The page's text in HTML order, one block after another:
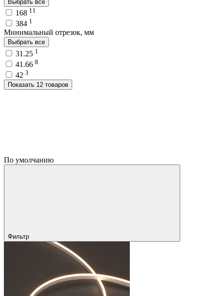
Выбрать все
168 11
384 1
Минимальный отрезок, мм
Выбрать все
31.25 1
41.66 8
42 3
Показать 12 товаров
По умолчанию
Фильтр